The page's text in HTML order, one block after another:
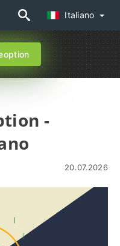
Italiano
-
20.07.2026